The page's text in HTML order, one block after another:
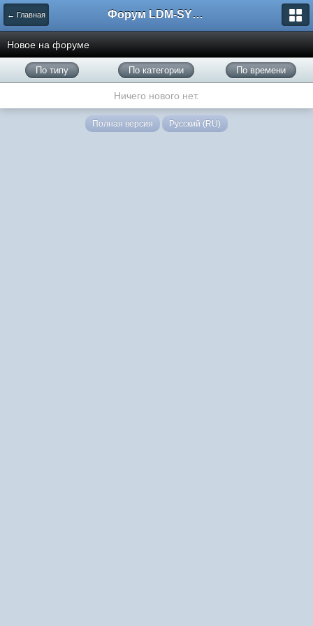
← Главная Форум LDM-SYSTEMS
Новое на форуме
По типу По категории По времени
Ничего нового нет.
Полная версия Русский (RU)